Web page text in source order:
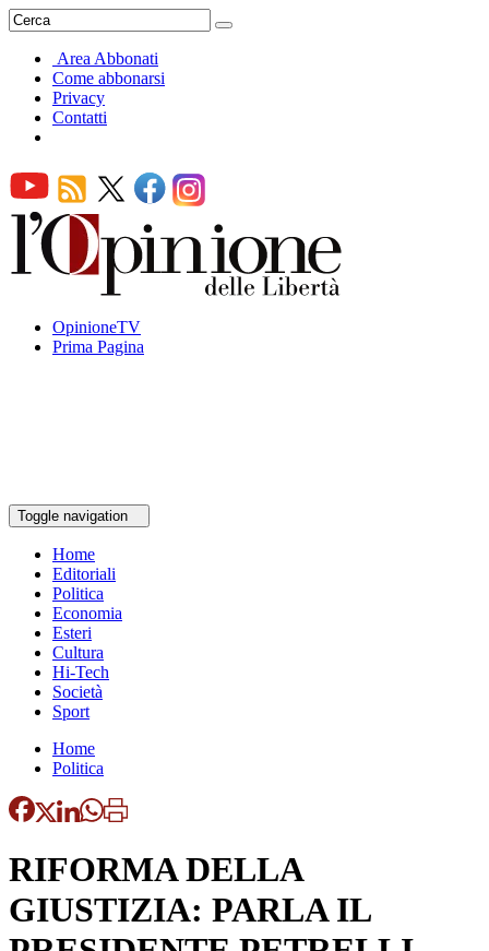
Area Abbonati
Come abbonarsi
Privacy
Contatti
OpinioneTV
Prima Pagina
Toggle navigation
Home
Editoriali
Politica
Economia
Esteri
Cultura
Hi-Tech
Società
Sport
Home
Politica
RIFORMA DELLA
GIUSTIZIA: PARLA IL